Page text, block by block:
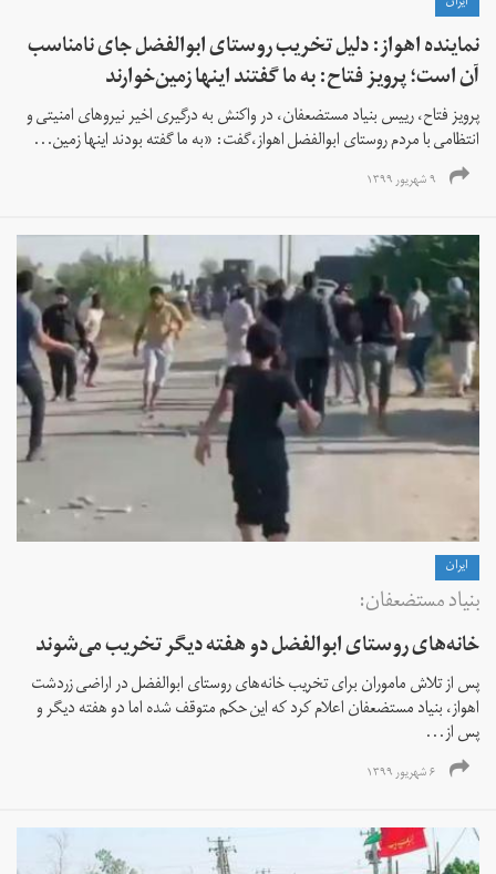
نماینده اهواز: دلیل تخریب روستای ابوالفضل جای نامناسب
آن است؛ پرویز فتاح: به ما گفتند اینها زمین‌خوارند
پرویز فتاح، رییس بنیاد مستضعفان، در واکنش به درگیری اخیر نیروهای امنیتی و
انتظامی با مردم روستای ابوالفضل اهواز،گفت: «به ما گفته بودند اینها زمین‌...
۹ شهریور ۱۳۹۹
ايران
بنیاد مستضعفان:
خانه‌های روستای ابوالفضل دو هفته دیگر تخریب می‌شوند
پس از تلاش ماموران برای تخریب خانه‌های روستای ابوالفضل در اراضی زردشت
اهواز، بنیاد مستضعفان اعلام کرد که این حکم متوقف شده اما دو هفته دیگر و
پس از...
۶ شهریور ۱۳۹۹